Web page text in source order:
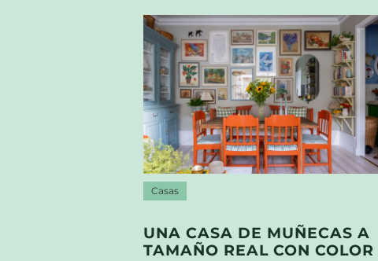
Casas
UNA CASA DE MUÑECAS A
TAMAÑO REAL CON COLOR